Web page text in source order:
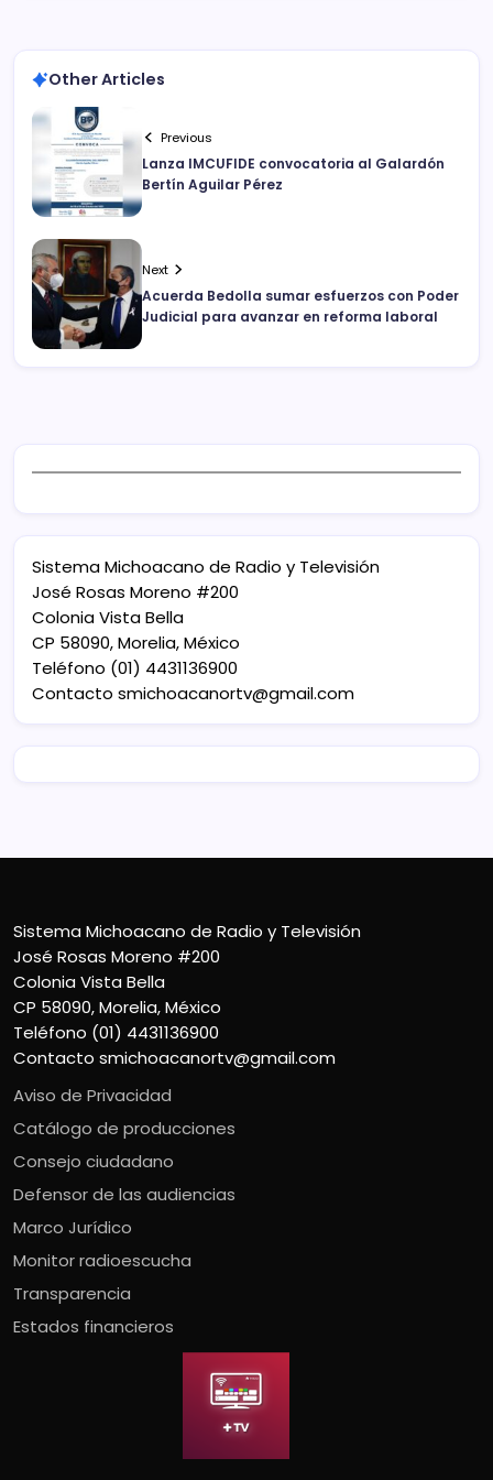
Other Articles
Previous
Lanza IMCUFIDE convocatoria al Galardón
Bertín Aguilar Pérez
Next
Acuerda Bedolla sumar esfuerzos con Poder
Judicial para avanzar en reforma laboral
Sistema Michoacano de Radio y Televisión
José Rosas Moreno #200
Colonia Vista Bella
CP 58090, Morelia, México
Teléfono (01) 4431136900
Contacto smichoacanortv@gmail.com
Sistema Michoacano de Radio y Televisión
José Rosas Moreno #200
Colonia Vista Bella
CP 58090, Morelia, México
Teléfono (01) 4431136900
Contacto smichoacanortv@gmail.com
Aviso de Privacidad
Catálogo de producciones
Consejo ciudadano
Defensor de las audiencias
Marco Jurídico
Monitor radioescucha
Transparencia
Estados financieros